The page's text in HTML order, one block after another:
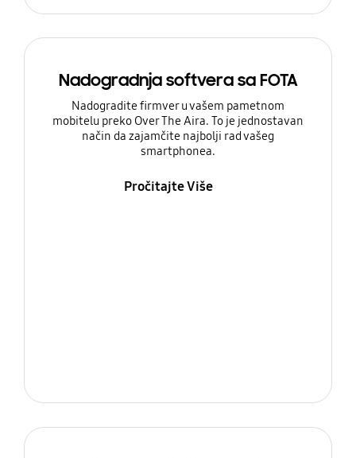
Nadogradnja softvera sa FOTA
Nadogradite firmver u vašem pametnom
mobitelu preko Over The Aira. To je jednostavan
način da zajamčite najbolji rad vašeg
smartphonea.
Pročitajte Više